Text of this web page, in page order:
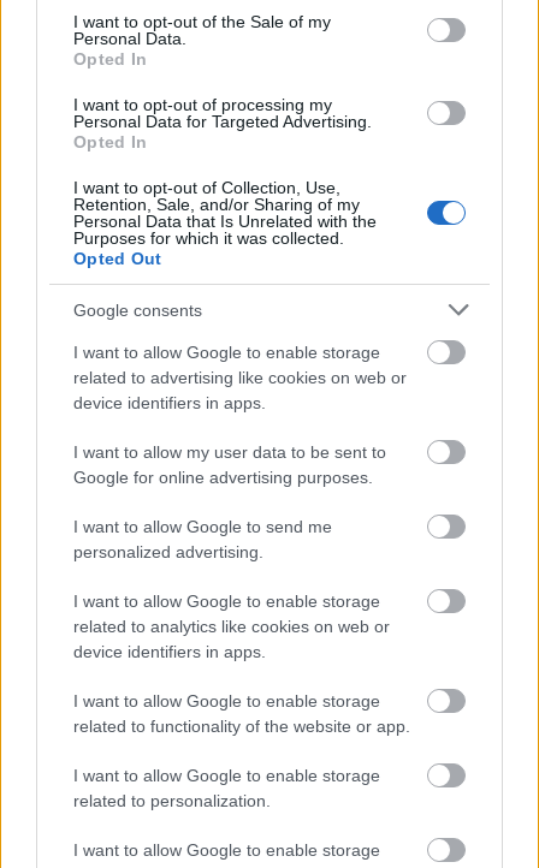
consent section.
I want to opt-out of the Sale of my
Personal Data.
Opted In
I want to opt-out of processing my
Personal Data for Targeted Advertising.
Opted In
I want to opt-out of Collection, Use,
Retention, Sale, and/or Sharing of my
Personal Data that Is Unrelated with the
Purposes for which it was collected.
Opted Out
Google consents
I want to allow Google to enable storage
related to advertising like cookies on web or
device identifiers in apps.
I want to allow my user data to be sent to
Google for online advertising purposes.
I want to allow Google to send me
personalized advertising.
I want to allow Google to enable storage
related to analytics like cookies on web or
device identifiers in apps.
I want to allow Google to enable storage
related to functionality of the website or app.
I want to allow Google to enable storage
related to personalization.
I want to allow Google to enable storage
2015 áprilisában mutatta be a Budapesti Tavaszi
Fesztiválon a Szegedi Kortárs Balett
Carl OrffCatulli Carminacímű művére készült
táncjátékát. A darabot november 20-tól láthatja a
szegedi közönség. A társulat az est második felében
Enrico Morelli olasz koreográfus
című produkcióját adja elő.
A mű zenei anyagát olasz klasszikus zeneszerzők
szerzeményeiből és kortárs elektronikus művekből
állította össze. A sajtótájékoztatón
elmondta, egy kortárs táncegyüttes és egy vendég
koreográfus közös munkájának kölcsönös bizalmon
és együttműködési szándékon kell alapulnia. A
szegedi társulat tagjai rendelkeznek a megfelelő
technikai tudással, hatalmas odaadással dolgoznak,
és nyitottak ötleteire.
November 27-én a Kisszínházban tartják Molnár
FerencAz üvegcipőcímű vígjátékának premierjét
Bagó Bertalanrendezésében. Az Adél szerepét
játszóKubik Annaúgy fogalmazott, hiába csaknem
emberi probléma. A színművész számára - aki
először lép színpadra a Szegedi Nemzeti Színházban
vígjáték milyen sok ponton kapcsolódik Molnár
Ferenc saját életéhez, hogy jelenik meg benne